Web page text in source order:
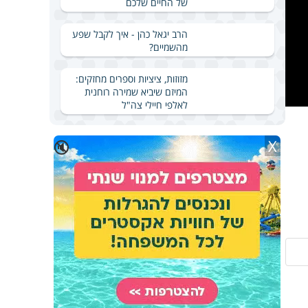
הרב יגאל כהן - איך לקבל שפע
מהשמיים?
מזוזות, ציציות וספרים מחזקים:
המיזם שיביא שמירה רוחנית
לאלפי חיילי צה"ל
🔇 X